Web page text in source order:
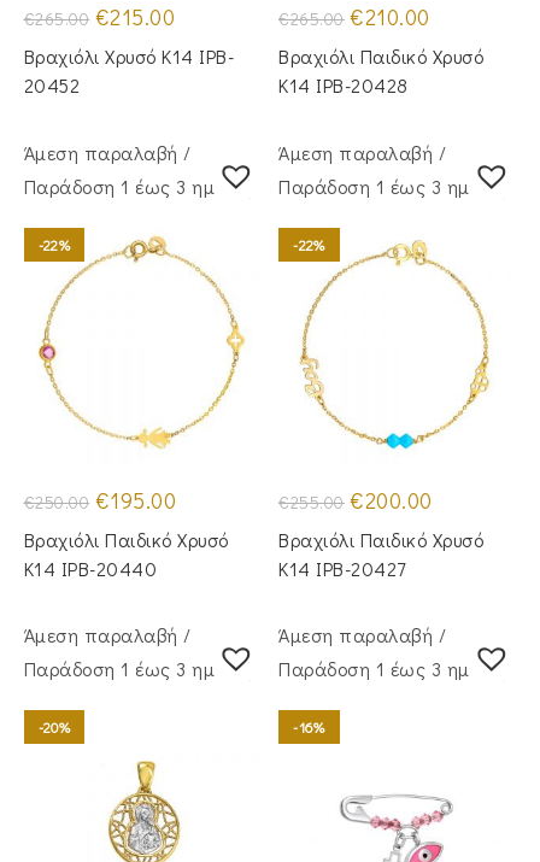
€265.00 Original
price
was:
€265.00.
€215.00
τιμή
είναι:
Βραχιόλι Χρυσό Κ14 IPB-
20452
€265.00 Original
price
was:
€265.00.
€210.00
τιμή
είναι:
Βραχιόλι Παιδικό Χρυσό
Κ14 IPB-20428
Άμεση παραλαβή /
Παράδoση 1 έως 3 ημέρες
-22%
€250.00 Original
price
was:
€250.00.
€195.00
τιμή
είναι:
Βραχιόλι Παιδικό Χρυσό
Κ14 IPB-20440
Άμεση παραλαβή /
Παράδoση 1 έως 3 ημέρες
-22%
€255.00 Original
price
was:
€255.00.
€200.00
τιμή
είναι:
Βραχιόλι Παιδικό Χρυσό
Κ14 IPB-20427
Άμεση παραλαβή /
Παράδoση 1 έως 3 ημέρες
-20%
Άμεση παραλαβή /
Παράδoση 1 έως 3 ημέρες
-16%